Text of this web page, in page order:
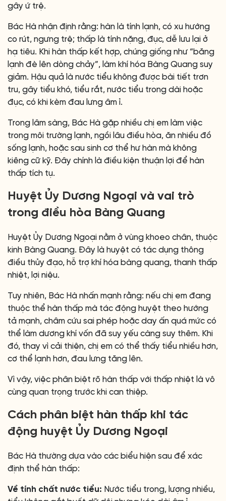
gây ứ trệ.
Bác Hà nhận định rằng: hàn là tính lạnh, có xu hướng
co rút, ngưng trệ; thấp là tính nặng, đục, dễ lưu lại ở
hạ tiêu. Khi hàn thấp kết hợp, chúng giống như “băng
lạnh đè lên dòng chảy”, làm khí hóa Bàng Quang suy
giảm. Hậu quả là nước tiểu không được bài tiết trơn
tru, gây tiểu khó, tiểu rắt, nước tiểu trong dài hoặc
đục, có khi kèm đau lưng âm ỉ.
Trong lâm sàng, Bác Hà gặp nhiều chị em làm việc
trong môi trường lạnh, ngồi lâu điều hòa, ăn nhiều đồ
sống lạnh, hoặc sau sinh cơ thể hư hàn mà không
kiêng cữ kỹ. Đây chính là điều kiện thuận lợi để hàn
thấp tích tụ.
Huyệt Ủy Dương Ngoại và vai trò
trong điều hòa Bàng Quang
Huyệt Ủy Dương Ngoại nằm ở vùng khoeo chân, thuộc
kinh Bàng Quang. Đây là huyệt có tác dụng thông
điều thủy đạo, hỗ trợ khí hóa bàng quang, thanh thấp
nhiệt, lợi niệu.
Tuy nhiên, Bác Hà nhấn mạnh rằng: nếu chị em đang
thuộc thể hàn thấp mà tác động huyệt theo hướng
tả mạnh, châm cứu sai phép hoặc day ấn quá mức có
thể làm dương khí vốn đã suy yếu càng suy thêm. Khi
đó, thay vì cải thiện, chị em có thể thấy tiểu nhiều hơn,
cơ thể lạnh hơn, đau lưng tăng lên.
Vì vậy, việc phân biệt rõ hàn thấp với thấp nhiệt là vô
cùng quan trọng trước khi can thiệp.
Cách phân biệt hàn thấp khi tác
động huyệt Ủy Dương Ngoại
Bác Hà thường dựa vào các biểu hiện sau để xác
định thể hàn thấp:
Về tính chất nước tiểu: Nước tiểu trong, lượng nhiều,